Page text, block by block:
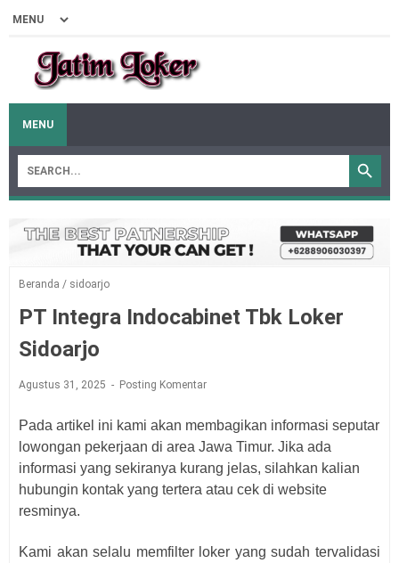
MENU
Beranda / sidoarjo
PT Integra Indocabinet Tbk Loker
Sidoarjo
Agustus 31, 2025 Posting Komentar
Pada artikel ini kami akan membagikan informasi seputar
lowongan pekerjaan di area Jawa Timur. Jika ada
informasi yang sekiranya kurang jelas, silahkan kalian
hubungin kontak yang tertera atau cek di website
resminya.
Kami akan selalu memfilter loker yang sudah tervalidasi